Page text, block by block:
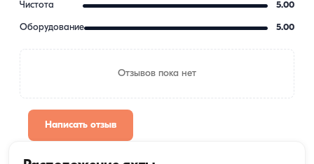
Чистота 5.00
Оборудование 5.00
Отзывов пока нет
Написать отзыв